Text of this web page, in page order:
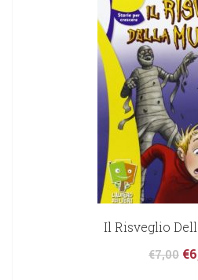
Il Risveglio
€7,00 €